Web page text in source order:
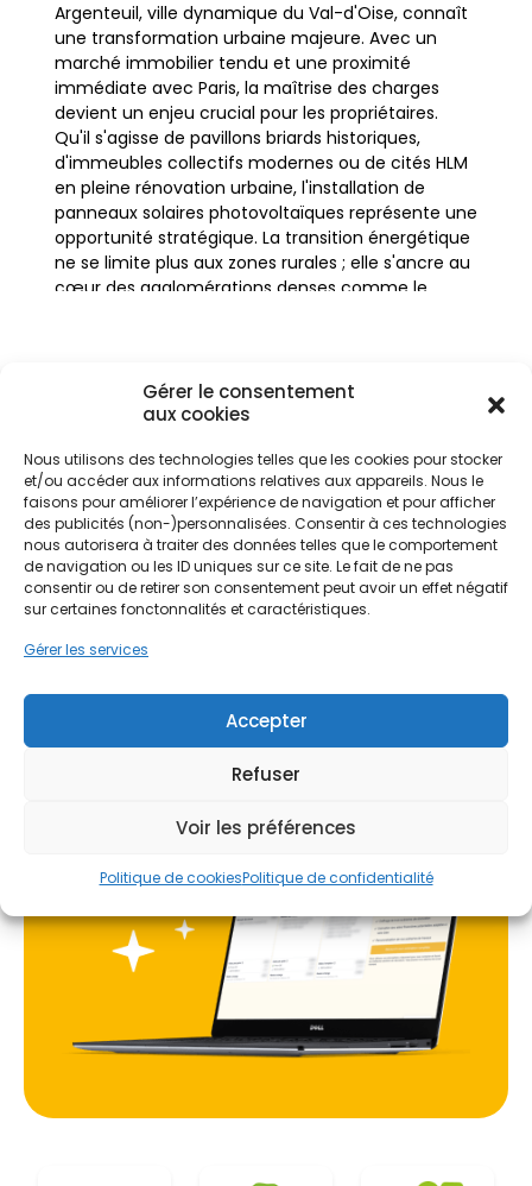
Gérer le consentement
aux cookies
Nous utilisons des technologies telles que les cookies pour stocker
et/ou accéder aux informations relatives aux appareils. Nous le
faisons pour améliorer l’expérience de navigation et pour afficher
des publicités (non-)personnalisées. Consentir à ces technologies
nous autorisera à traiter des données telles que le comportement
de navigation ou les ID uniques sur ce site. Le fait de ne pas
consentir ou de retirer son consentement peut avoir un effet négatif
sur certaines fonctonnalités et caractéristiques.
Gérer les services
Accepter
Refuser
Voir les préférences
Politique de cookiesPolitique de confidentialité
Argenteuil, ville dynamique du Val-d'Oise, connaît
une transformation urbaine majeure. Avec un
marché immobilier tendu et une proximité
immédiate avec Paris, la maîtrise des charges
devient un enjeu crucial pour les propriétaires.
Qu'il s'agisse de pavillons briards historiques,
d'immeubles collectifs modernes ou de cités HLM
en pleine rénovation urbaine, l'installation de
panneaux solaires photovoltaïques représente une
opportunité stratégique. La transition énergétique
ne se limite plus aux zones rurales ; elle s'ancre au
cœur des agglomérations denses comme le
L'adoption du solaire dans cette zone
géographique répond à une double nécessité :
les tarifs de l'électricité fluctuent, produire sa
propre énergie permet de sécuriser son budget
sur le long terme. Les toitures argenteuillaises,
souvent orientées de manière variée, offrent un
potentiel inexploité. Transformer ces surfaces en
centrales électriques micro-locales permet de
réduire la dépendance au réseau national tout en
valorisant le patrimoine bâti, qu'il soit situé à
Champioux, Orgemont ou près du Moulin de
Cassan.
Ne passez pas à côté de vos
aides !
Faites vite, les budgets
MaPrimeRénov' sont annuels et
Contactez-nous maintenant
pour maximiser vos aides !